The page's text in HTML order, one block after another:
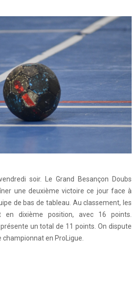
soir. Le Grand Besançon Doubs
une deuxième victoire ce jour face à
de bas de tableau. Au classement, les
en dixième position, avec 16 points.
présente un total de 11 points. On dispute
en ProLigue.